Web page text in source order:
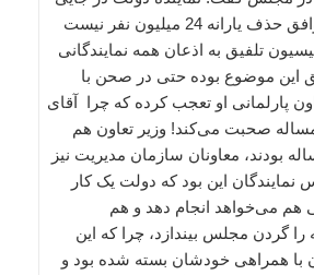
مصاحبه کرده که موافق حذف یارانه 24 میلیون نفر نیست
تلفیق به اذعان همه نمایندگانی
این موضوع بوده حتی در صحن با
پارلمانی او تعجب کرده که چرا آقای
صحبت می‌کند! وزیر تعاون هم
بودند، معاونان سازمان مدیریت نیز
نمایندگان این بود که دولت یک کار
می‌خواهد انجام دهد و هم
گردن مجلس بیندازد، چرا که این
با همراهی خودشان بسته شده بود و